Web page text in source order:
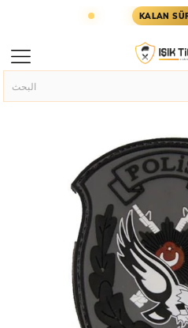
KALAN SÜRE
الصفحة الرئيسية